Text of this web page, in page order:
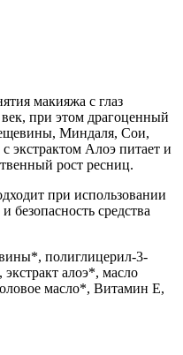
макияжа с глаз
при этом драгоценный
Миндаля, Сои,
Алоэ питает и
рост ресниц.
при использовании
безопасность средства
полиглицерил-3-
алоэ*, масло
масло*, Витамин Е,